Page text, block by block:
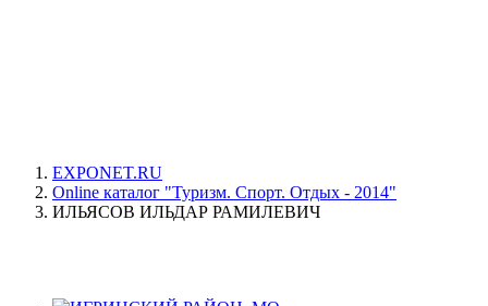
EXPONET.RU
Online каталог "Туризм. Спорт. Отдых - 2014"
ИЛЬЯСОВ ИЛЬДАР РАМИЛЕВИЧ